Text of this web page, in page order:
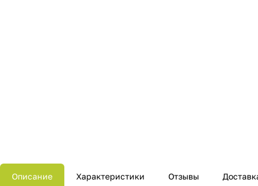
Описание Характеристики Отзывы